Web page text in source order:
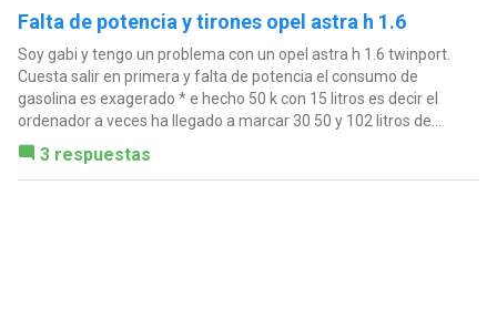
Falta de potencia y tirones opel astra h 1.6
Soy gabi y tengo un problema con un opel astra h 1.6 twinport.
Cuesta salir en primera y falta de potencia el consumo de
gasolina es exagerado * e hecho 50 k con 15 litros es decir el
ordenador a veces ha llegado a marcar 30 50 y 102 litros de...
3 respuestas